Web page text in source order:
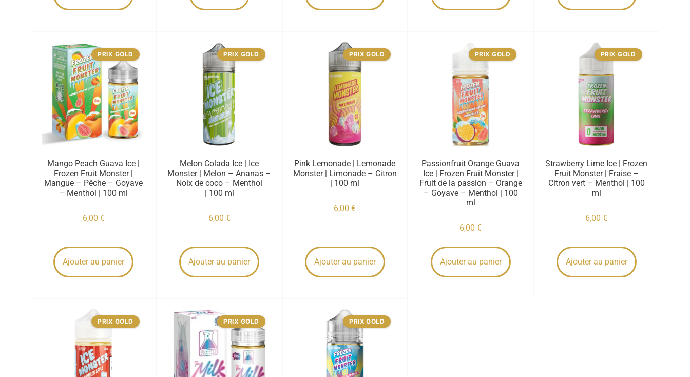
PRIX GOLD
Mango Peach Guava Ice |
Frozen Fruit Monster |
Mangue – Pêche – Goyave
– Menthol | 100 ml
6,00 €
Ajouter au panier
PRIX GOLD
Melon Colada Ice | Ice
Monster | Melon – Ananas –
Noix de coco – Menthol
| 100 ml
6,00 €
Ajouter au panier
PRIX GOLD
Pink Lemonade | Lemonade
Monster | Limonade – Citron
| 100 ml
6,00€
Ajouter au panier
PRIX GOLD
Passionfruit Orange Guava
Ice | Frozen Fruit Monster |
Fruit de la passion – Orange
– Goyave – Menthol | 100
ml
6,00€
Ajouter au panier
PRIX GOLD
Strawberry Lime Ice | Frozen
Fruit Monster | Fraise –
Citron vert – Menthol | 100
ml
6,00€
Ajouter au panier
PRIX GOLD PRIX GOLD PRIX GOLD